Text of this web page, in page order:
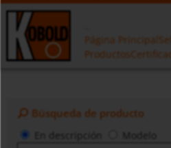
Página Principal
Productos
Búsqueda de producto
Modelo